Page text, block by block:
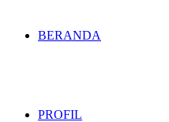
BERANDA
PROFIL